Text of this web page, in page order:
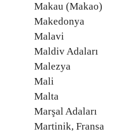
Makau (Makao)
Makedonya
Malavi
Maldiv Adaları
Malezya
Mali
Malta
Marşal Adaları
Martinik, Fransa